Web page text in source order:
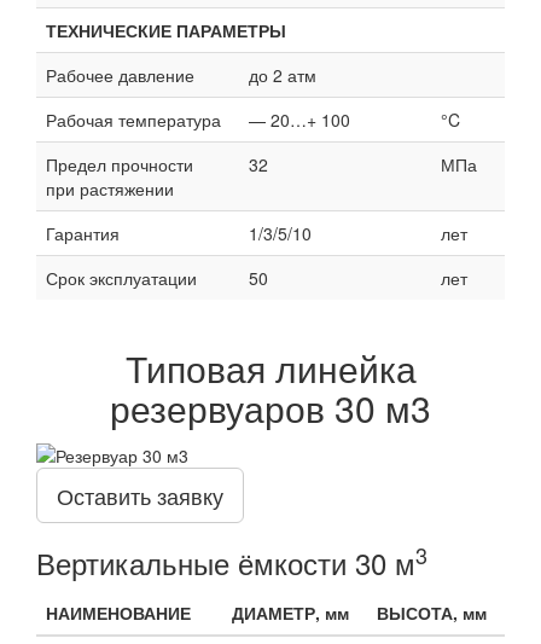
ТЕХНИЧЕСКИЕ ПАРАМЕТРЫ
Рабочее давление
до 2 атм
Рабочая температура
— 20…+ 100
°C
Предел прочности
при растяжении
32 МПа
Гарантия 1/3/5/10
лет
Срок эксплуатации
50 лет
Типовая линейка
резервуаров 30 м3
Оставить заявку
Вертикальные ёмкости 30 м3
НАИМЕНОВАНИЕ ДИАМЕТР, мм
ВЫСОТА, мм